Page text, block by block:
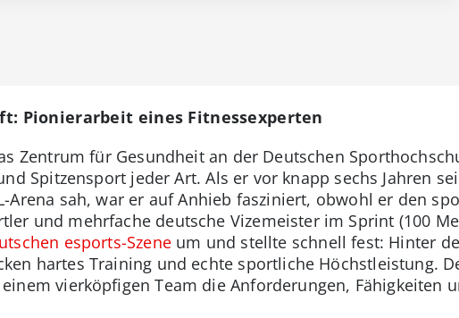
Pionierarbeit eines Fitnessexperten
Zentrum für Gesundheit an der Deutschen
Spitzensport jeder Art. Als er vor knapp sechs Jahren
Arena sah, war er auf Anhieb fasziniert, obwohl er den
und mehrfache deutsche Vizemeister im Sprint (100
esports-Szeneum und stellte schnell fest: Hinter
hartes Training und echte sportliche Höchstleistung.
vierköpfigen Team die Anforderungen, Fähigkeiten